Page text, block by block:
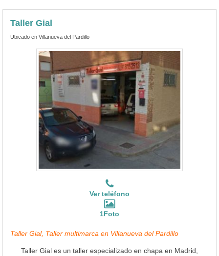
Taller Gial
Ubicado en Villanueva del Pardillo
Ver teléfono
1Foto
Taller Gial, Taller multimarca en Villanueva del Pardillo
Taller Gial es un taller especializado en chapa en Madrid,